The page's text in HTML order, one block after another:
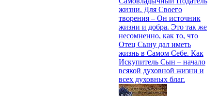
жизни. Для Своего
творения – Он источник
жизни и добра. Это так же
несомненно, как то, что
Отец Сыну дал иметь
жизнь в Самом Себе. Как
Искупитель Сын – начало
всякой духовной жизни и
всех духовных благ.